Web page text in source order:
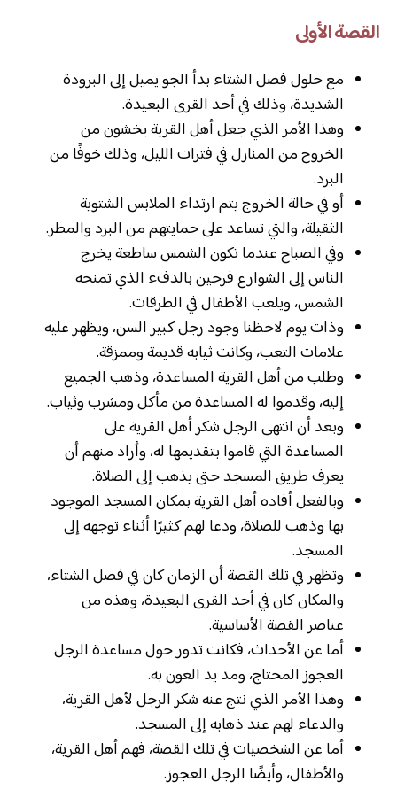
القصة الأولى
مع حلول فصل الشتاء بدأ الجو يميل إلى البرودة
الشديدة، وذلك في أحد القرى البعيدة.
وهذا الأمر الذي جعل أهل القرية يخشون من
الخروج من المنازل في فترات الليل، وذلك خوفًا من
البرد.
أو في حالة الخروج يتم ارتداء الملابس الشتوية
الثقيلة، والتي تساعد على حمايتهم من البرد والمطر.
وفي الصباح عندما تكون الشمس ساطعة يخرج
الناس إلى الشوارع فرحين بالدفء الذي تمنحه
الشمس، ويلعب الأطفال في الطرقات.
وذات يوم لاحظنا وجود رجل كبير السن، ويظهر عليه
علامات التعب، وكانت ثيابه قديمة وممزقة.
وطلب من أهل القرية المساعدة، وذهب الجميع
إليه، وقدموا له المساعدة من مأكل ومشرب وثياب.
وبعد أن انتهى الرجل شكر أهل القرية على
المساعدة التي قاموا بتقديمها له، وأراد منهم أن
يعرف طريق المسجد حتى يذهب إلى الصلاة.
وبالفعل أفاده أهل القرية بمكان المسجد الموجود
بها وذهب للصلاة، ودعا لهم كثيرًا أثناء توجهه إلى
المسجد.
وتظهر في تلك القصة أن الزمان كان في فصل الشتاء،
والمكان كان في أحد القرى البعيدة، وهذه من
عناصر القصة الأساسية.
أما عن الأحداث، فكانت تدور حول مساعدة الرجل
العجوز المحتاج، ومد يد العون به.
وهذا الأمر الذي نتج عنه شكر الرجل لأهل القرية،
والدعاء لهم عند ذهابه إلى المسجد.
أما عن الشخصيات في تلك القصة، فهم أهل القرية،
والأطفال، وأيضًا الرجل العجوز.